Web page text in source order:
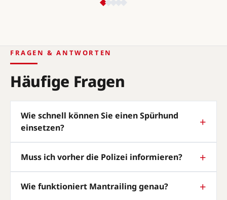
FRAGEN & ANTWORTEN
Häufige Fragen
Wie schnell können Sie einen Spürhund
einsetzen?
Muss ich vorher die Polizei informieren?
Wie funktioniert Mantrailing genau?